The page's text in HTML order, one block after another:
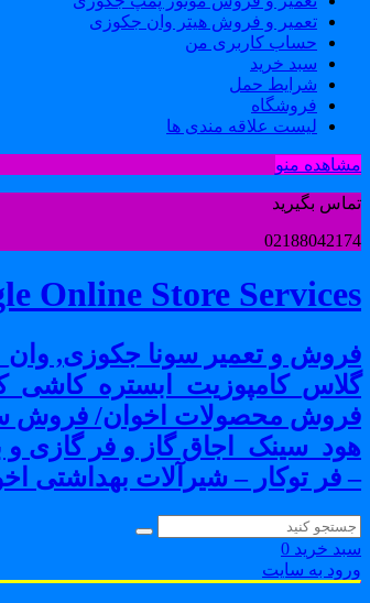
تعمیر و فروش هیتر وان جکوزی
حساب کاربری من
سبد خرید
شرایط حمل
فروشگاه
لیست علاقه مندی ها
مشاهده منو
تماس بگیرید
02188042174
Online Store Services
فروش و تعمیر سونا جکوزی,
فروش محصولات اخوان/ فروش
هود_سینک_اجاق گاز و فر گازی
– فر توکار – شیرآلات بهداشتی
سبد خرید 0
ورود به سایت